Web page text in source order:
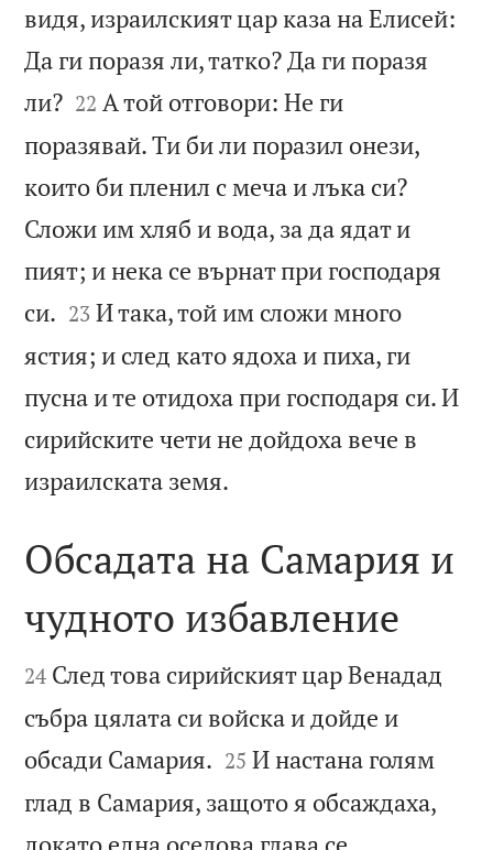
видя, израилският цар каза на Елисей:
Да ги поразя ли, татко? Да ги поразя
ли?
22 А той отговори: Не ги
поразявай. Ти би ли поразил онези,
които би пленил с меча и лъка си?
Сложи им хляб и вода, за да ядат и
пият; и нека се върнат при господаря
си. 

23 И така, той им сложи много
ястия; и след като ядоха и пиха, ги
пусна и те отидоха при господаря си. И
сирийските чети не дойдоха вече в
израилската земя.

Обсадата на Самария и
чудното избавление

24 След това сирийският цар Венадад
събра цялата си войска и дойде и
обсади Самария. 

25 И настана голям
глад в Самария, защото я обсаждаха,